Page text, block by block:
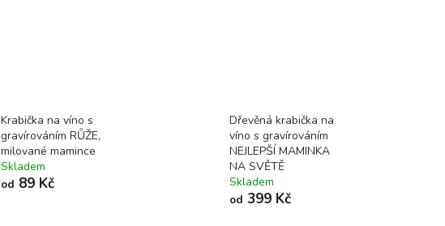
Krabička na víno s
gravírováním RŮŽE,
milované mamince
Skladem
od 89 Kč
Dřevěná krabička na
víno s gravírováním
NEJLEPŠÍ MAMINKA
NA SVĚTĚ
Skladem
od 399 Kč